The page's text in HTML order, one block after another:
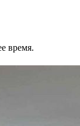
время.